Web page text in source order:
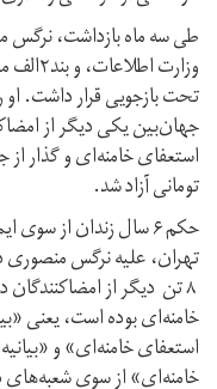
وزارت
جهان‌بین یکی دیگر از
تومانی آزاد شد.
تهران، علیه نرگس
۸ تن دیگر از
خامنه‌ای بوده است، یعنی
استعفای خامنه‌ای» و